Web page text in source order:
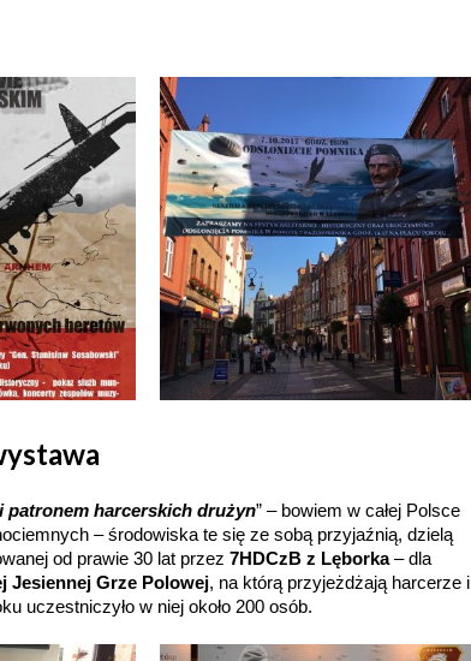
patronem harcerskich drużyn” – bowiem w całej Polsce
– środowiska te się ze sobą przyjaźnią, dzielą
od prawie 30 lat przez 7HDCzB z Lęborka– dla
Jesiennej Grze Polowej, na którą przyjeżdżają harcerze i
uczestniczyło w niej około 200 osób.